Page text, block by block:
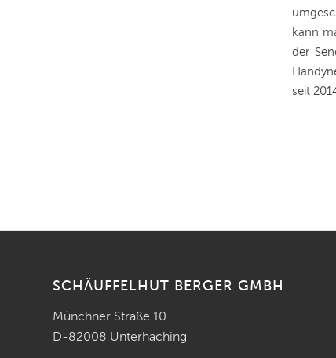
kann
der
seit
SCHÄUFFELHUT BERGER GMBH
Münchner Straße 10
D-82008 Unterhaching